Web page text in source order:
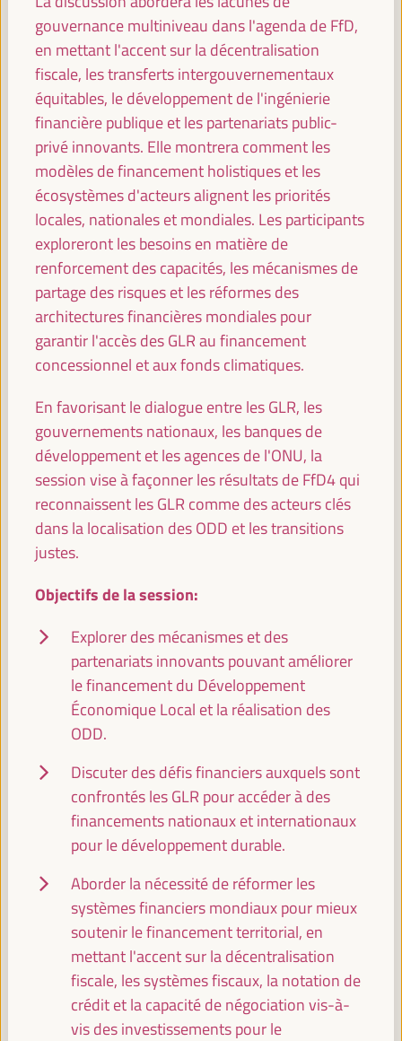
WFLED - construire un espace global d'agences et
d'instruments pour le développement
économique local
Événement fermé
Sala Barcelona -09:30 11:00 Axe 3
Groupe de travail Local2030 sur les finances
locales
Sala Varsovia -09:30 11:00
PLATFORMA Political Council Meeting
Événement fermé
Sala TV -09:3011:00
Comisión de Cooperación para el Desarrollo
(FEMP)
Événement fermé
Sala Venecia - 09:3011:00
Casser
11:0011:20
Séance plénière de haut niveau
Territoires face à l’agenda FfD4 : Clés et
contributions pour un financement territorial juste
pour le développement
L’économie bleue et verte : une voie vers un
développement inclusif et durable
Panneau de dialogue
Sala Madrid - 11:3013:00 Axe 1
gouvernance multiniveau dans l'agenda de FfD,
en mettant l'accent sur la décentralisation
fiscale, les transferts intergouvernementaux
équitables, le développement de l'ingénierie
financière publique et les partenariats public-
privé innovants. Elle montrera comment les
modèles de financement holistiques et les
écosystèmes d'acteurs alignent les priorités
locales, nationales et mondiales. Les participants
exploreront les besoins en matière de
renforcement des capacités, les mécanismes de
partage des risques et les réformes des
architectures financières mondiales pour
garantir l'accès des GLR au financement
concessionnel et aux fonds climatiques.
En favorisant le dialogue entre les GLR, les
gouvernements nationaux, les banques de
développement et les agences de l'ONU, la
session vise à façonner les résultats de FfD4 qui
reconnaissent les GLR comme des acteurs clés
dans la localisation des ODD et les transitions
justes.
Objectifs de la session:
Explorer des mécanismes et des
partenariats innovants pouvant améliorer
le financement du Développement
Économique Local et la réalisation des
ODD.
Discuter des défis financiers auxquels sont
confrontés les GLR pour accéder à des
financements nationaux et internationaux
pour le développement durable.
Aborder la nécessité de réformer les
systèmes financiers mondiaux pour mieux
soutenir le financement territorial, en
mettant l'accent sur la décentralisation
fiscale, les systèmes fiscaux, la notation de
crédit et la capacité de négociation vis-à-
vis des investissements pour le